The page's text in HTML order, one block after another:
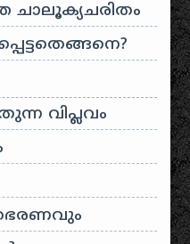
ചാലൂക്യചരിതം
വിപ്ലവം